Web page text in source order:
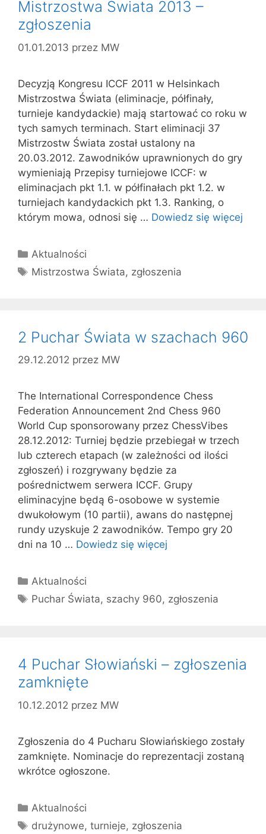
Mistrzostwa Świata 2013 –
zgłoszenia
01.01.2013 przez MW
Decyzją Kongresu ICCF 2011 w Helsinkach
Mistrzostwa Świata (eliminacje, półfinały,
turnieje kandydackie) mają startować co roku w
tych samych terminach. Start eliminacji 37
Mistrzostw Świata został ustalony na
20.03.2012. Zawodników uprawnionych do gry
wymieniają Przepisy turniejowe ICCF: w
eliminacjach pkt 1.1. w półfinałach pkt 1.2. w
turniejach kandydackich pkt 1.3. Ranking, o
którym mowa, odnosi się … Dowiedz się więcej
Kategorie
Aktualności
Tagi
Mistrzostwa Świata, zgłoszenia
2 Puchar Świata w szachach 960
29.12.2012 przez MW
The International Correspondence Chess
Federation Announcement 2nd Chess 960
World Cup sponsorowany przez ChessVibes
28.12.2012: Turniej będzie przebiegał w trzech
lub czterech etapach (w zależności od ilości
zgłoszeń) i rozgrywany będzie za
pośrednictwem serwera ICCF. Grupy
eliminacyjne będą 6-osobowe w systemie
dwukołowym (10 partii), awans do następnej
rundy uzyskuje 2 zawodników. Tempo gry 20
dni na 10 … Dowiedz się więcej
Kategorie
Aktualności
Tagi
Puchar Świata, szachy 960, zgłoszenia
4 Puchar Słowiański – zgłoszenia
zamknięte
10.12.2012 przez MW
Zgłoszenia do 4 Pucharu Słowiańskiego zostały
zamknięte. Nominacje do reprezentacji zostaną
wkrótce ogłoszone.
Kategorie
Aktualności
Tagi
drużynowe,turnieje, zgłoszenia